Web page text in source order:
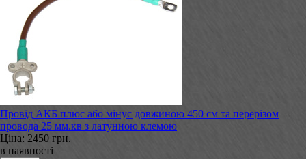
Провід АКБ плюс або мінус довжиною 450 см та перерізом
провода 25 мм.кв з латунною клемою
Ціна: 2450 грн.
в наявності